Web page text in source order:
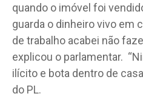
quando o imóvel foi
guarda o dinheiro vivo em
de trabalho acabei não
explicou o parlamentar.
ilícito e bota dentro de
do PL.